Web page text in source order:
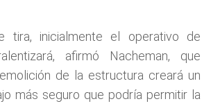
tira, inicialmente el operativo de
afirmó Nacheman, que
de la estructura creará un
más seguro que podría permitir la